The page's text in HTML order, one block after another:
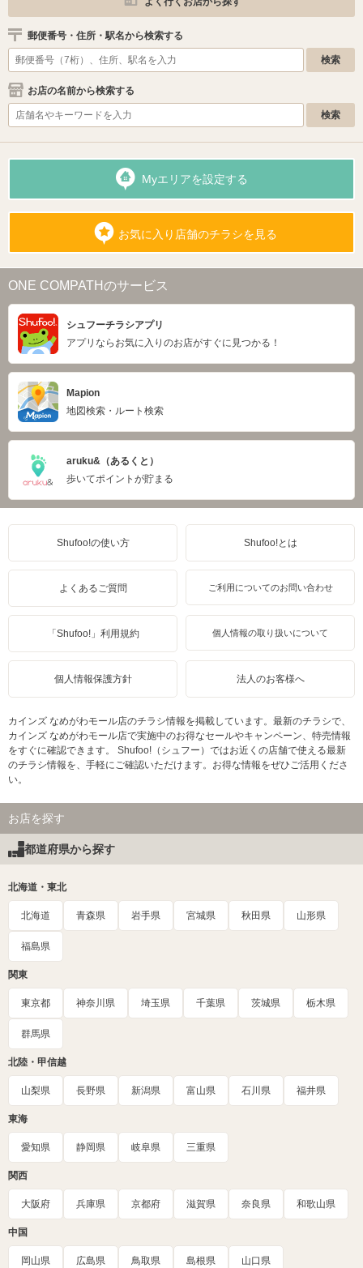
郵便番号・住所・駅名から検索する
お店の名前から検索する
Myエリアを設定する
お気に入り店舗のチラシを見る
ONE COMPATHのサービス
シュフーチラシアプリ
アプリならお気に入りのお店がすぐに見つかる！
Mapion
地図検索・ルート検索
aruku&（あるくと）
歩いてポイントが貯まる
Shufoo!の使い方 Shufoo!とは
よくあるご質問 ご利用についてのお問い合わせ
「Shufoo!」利用規約 個人情報の取り扱いについて
個人情報保護方針 法人のお客様へ
カインズ なめがわモール店のチラシ情報を掲載しています。最新のチラシで、
カインズ なめがわモール店で実施中のお得なセールやキャンペーン、特売情報
をすぐに確認できます。 Shufoo!（シュフー）ではお近くの店舗で使える最新
のチラシ情報を、手軽にご確認いただけます。お得な情報をぜひご活用くださ
い。
お店を探す
都道府県から探す
北海道・東北
北海道 青森県 岩手県 宮城県 秋田県 山形県
福島県
関東
東京都 神奈川県 埼玉県 千葉県 茨城県 栃木県
群馬県
北陸・甲信越
山梨県 長野県 新潟県 富山県 石川県 福井県
東海
愛知県 静岡県 岐阜県 三重県
関西
大阪府 兵庫県 京都府 滋賀県 奈良県 和歌山県
中国
岡山県 広島県 鳥取県 島根県 山口県